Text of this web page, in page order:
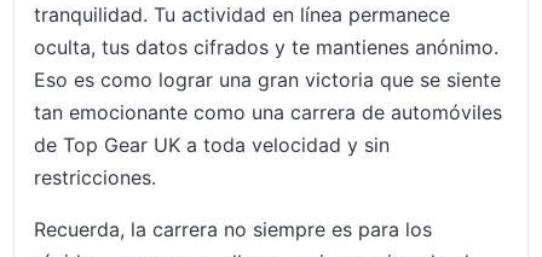
tranquilidad. Tu actividad en línea permanece
oculta, tus datos cifrados y te mantienes anónimo.
Eso es como lograr una gran victoria que se siente
tan emocionante como una carrera de automóviles
de Top Gear UK a toda velocidad y sin
restricciones.
Recuerda, la carrera no siempre es para los